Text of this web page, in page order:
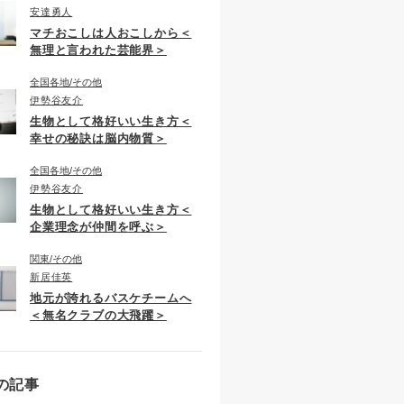
安達勇人
マチおこしは人おこしから＜
無理と言われた芸能界＞
全国各地 その他
伊勢谷友介
生物として格好いい生き方＜
幸せの秘訣は脳内物質＞
全国各地 その他
伊勢谷友介
生物として格好いい生き方＜
企業理念が仲間を呼ぶ＞
関東 その他
新居佳英
地元が誇れるバスケチームへ
＜無名クラブの大飛躍＞
記事